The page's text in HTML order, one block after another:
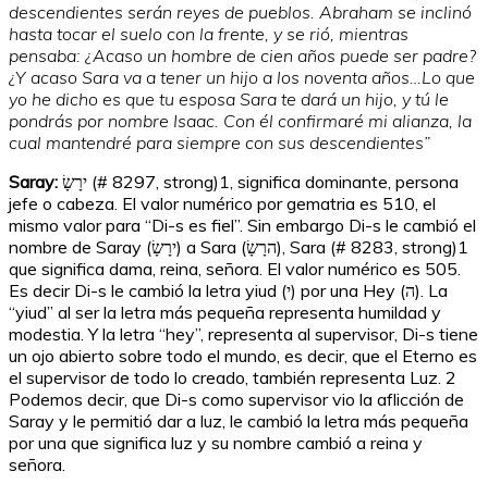
descendientes serán reyes de pueblos. Abraham se inclinó
hasta tocar el suelo con la frente, y se rió, mientras
pensaba: ¿Acaso un hombre de cien años puede ser padre?
¿Y acaso Sara va a tener un hijo a los noventa años…Lo que
yo he dicho es que tu esposa Sara te dará un hijo, y tú le
pondrás por nombre Isaac. Con él confirmaré mi alianza, la
cual mantendré para siempre con sus descendientes”
Saray:
ירָשָׂ (# 8297, strong) 1, significa dominante, persona
jefe o cabeza. El valor numérico por gematria es 510, el
mismo valor para “Di-s es fiel”. Sin embargo Di-s le cambió el
nombre de Saray (ירָשָׂ) a Sara (הרָשָׂ), Sara (# 8283, strong) 1
que significa dama, reina, señora. El valor numérico es 505.
Es decir Di-s le cambió la letra yiud (י) por una Hey (ה). La
“yiud” al ser la letra más pequeña representa humildad y
modestia. Y la letra “hey”, representa al supervisor, Di-s tiene
un ojo abierto sobre todo el mundo, es decir, que el Eterno es
el supervisor de todo lo creado, también representa Luz. 2
Podemos decir, que Di-s como supervisor vio la aflicción de
Saray y le permitió dar a luz, le cambió la letra más pequeña
por una que significa luz y su nombre cambió a reina y
señora.